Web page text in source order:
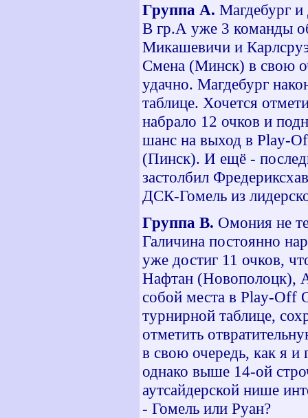
Группа А. Магдебург
В гр.А уже 3 команды
Микашевичи и
Смена (Минск) в свою
удачно. Магдебург
таблице. Хочется
набрало 12 очков и
шанс на выход в Play-
(Пинск). И ещё -
застолбил
ДСК-Гомель из
Группа В. Омония не
Галичина постоянно
уже достиг 11 очков,
Нафтан (Новополоцк),
собой места в Play-Off
турнирной таблице,
отметить
в свою очередь, как я и
однако выше 14-ой
аутсайдерской нише
- Гомель или Руан?